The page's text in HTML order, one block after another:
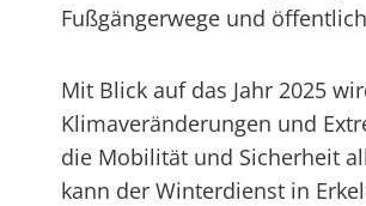
Fußgängerwege und
Mit Blick auf das Jahr 2025
Klimaveränderungen und
die Mobilität und Sicherheit
kann der Winterdienst in